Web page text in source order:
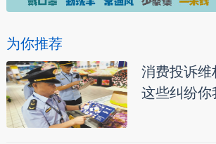
为你推荐
消费投诉维
这些纠纷你